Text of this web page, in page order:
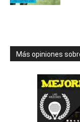
Más opiniones